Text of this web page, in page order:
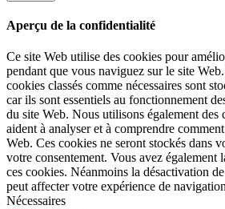
Aperçu de la confidentialité
Ce site Web utilise des cookies pour
pendant que vous naviguez sur le site
cookies classés comme nécessaires sont
car ils sont essentiels au fonctionnement
du site Web. Nous utilisons également des
aident à analyser et à comprendre
Web. Ces cookies ne seront stockés dans
votre consentement. Vous avez également
ces cookies. Néanmoins la désactivation
peut affecter votre expérience de
Nécessaires